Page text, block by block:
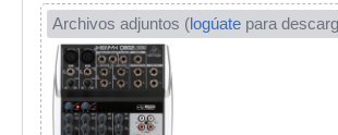
Archivos adjuntos (logúate para